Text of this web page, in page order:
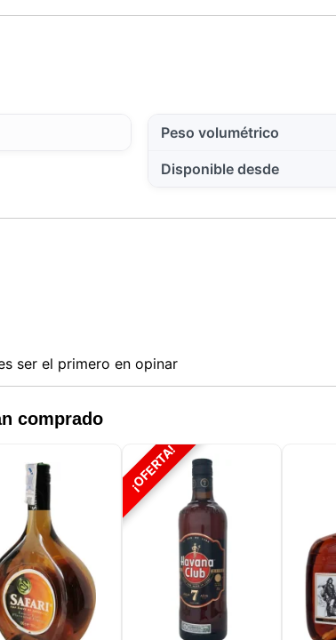
Peso volumétrico
Disponible desde
ser el primero en opinar
comprado
¡OFERTA!